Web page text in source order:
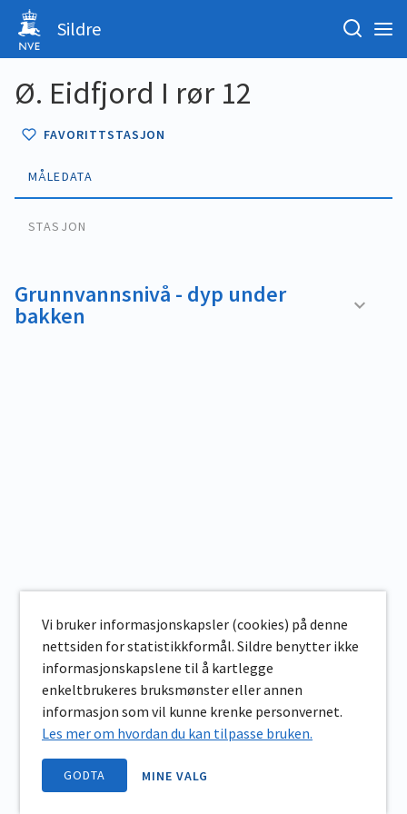
Sildre
Ø. Eidfjord I rør 12
FAVORITTSTASJON
MÅLEDATA
STASJON
Grunnvannsnivå - dyp under
bakken
Vi bruker informasjonskapsler (cookies) på denne
nettsiden for statistikkformål. Sildre benytter ikke
informasjonskapslene til å kartlegge
enkeltbrukeres bruksmønster eller annen
informasjon som vil kunne krenke personvernet.
Les mer om hvordan du kan tilpasse bruken.
GODTA MINE VALG